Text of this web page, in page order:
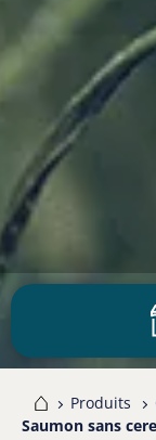
Produits
Saumon sans